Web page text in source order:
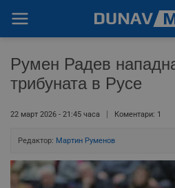
Румен Радев
трибуната в Русе
22 март 2026 - 21:45 часа Коментари: 1
Редактор: Мартин Руменов